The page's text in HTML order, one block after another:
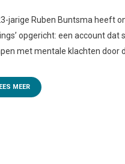
jarige Ruben Buntsma heeft
opgericht: een account dat
met mentale klachten door
MEER